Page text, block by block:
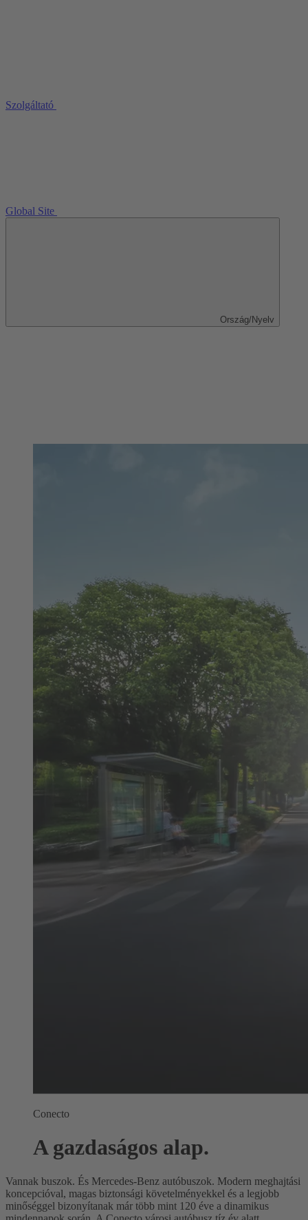
Szolgáltató
Global Site
Ország/Nyelv
Conecto
A gazdaságos alap.
Vannak buszok. És Mercedes-Benz autóbuszok. Modern meghajtási
koncepcióval, magas biztonsági követelményekkel és a legjobb
minőséggel bizonyítanak már több mint 120 éve a dinamikus